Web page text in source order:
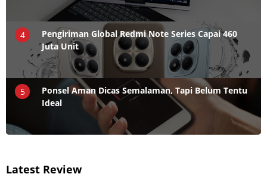
4
Pengiriman Global Redmi Note Series Capai 460
Juta Unit
5
Ponsel Aman Dicas Semalaman, Tapi Belum Tentu
Ideal
Latest Review